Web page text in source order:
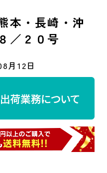
本・長崎・沖
／２０号
月12日